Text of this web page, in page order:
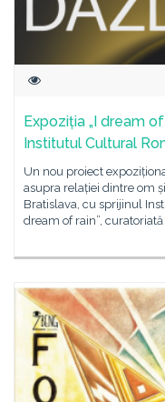
Expoziția „I dream
Institutul Cultural
Un nou proiect
asupra relației dintre om
Bratislava, cu sprijinul
dream of rain”,